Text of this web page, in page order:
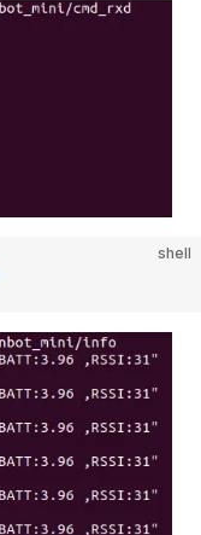
shell